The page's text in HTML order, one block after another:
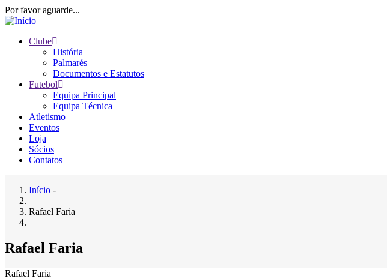
Passar
para
conteúdo
Por favor aguarde...
navigation
Clube
História
Palmarés
Documentos e Estatutos
Futebol
Equipa Principal
Equipa Técnica
Atletismo
Eventos
Loja
Sócios
Contatos
Navegação
estrutural
Início -
Rafael Faria
Rafael Faria
Rafael Faria